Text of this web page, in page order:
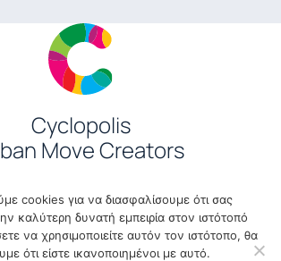
Cyclopolis
Move Creators
24, 145 61 Athens, Greece
210 8144 572
info@cyclopolis.gr
cookies για να διασφαλίσουμε ότι σας
καλύτερη δυνατή εμπειρία στον ιστότοπό
να χρησιμοποιείτε αυτόν τον ιστότοπο, θα
ότι είστε ικανοποιημένοι με αυτό.